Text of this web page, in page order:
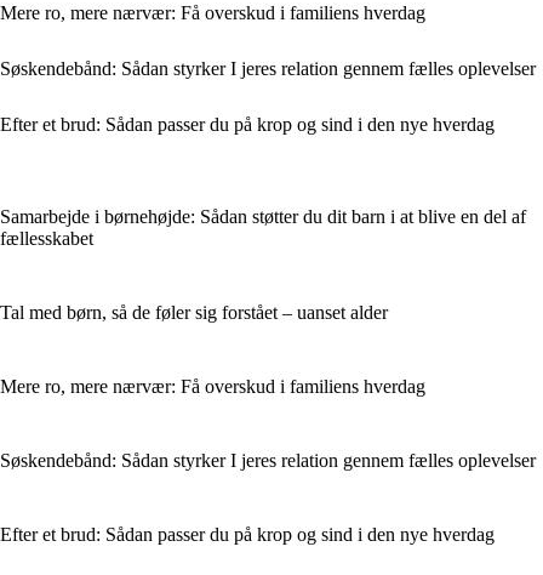
Mere ro, mere nærvær: Få overskud i familiens hverdag
Søskendebånd: Sådan styrker I jeres relation gennem fælles oplevelser
Efter et brud: Sådan passer du på krop og sind i den nye hverdag
Samarbejde i børnehøjde: Sådan støtter du dit barn i at blive en del af
fællesskabet
Tal med børn, så de føler sig forstået – uanset alder
Mere ro, mere nærvær: Få overskud i familiens hverdag
Søskendebånd: Sådan styrker I jeres relation gennem fælles oplevelser
Efter et brud: Sådan passer du på krop og sind i den nye hverdag